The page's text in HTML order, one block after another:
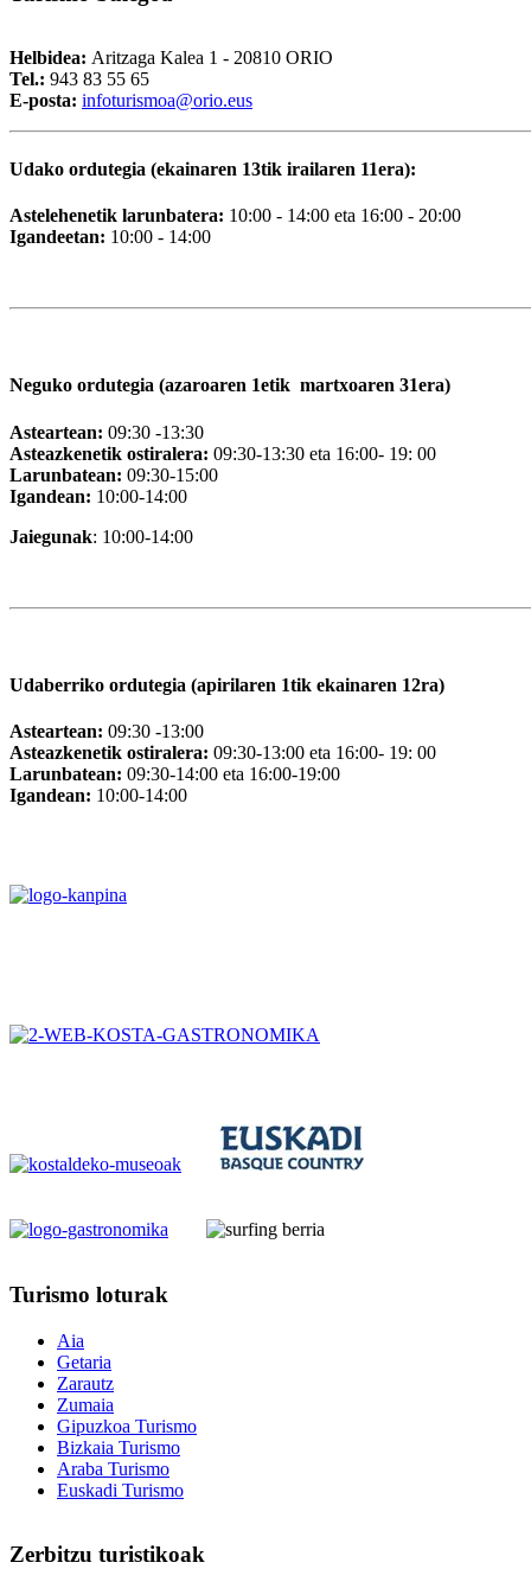
Helbidea: Aritzaga Kalea 1 - 20810 ORIO
Tel.: 943 83 55 65
E-posta: infoturismoa@orio.eus
Udako ordutegia (ekainaren 13tik irailaren 11era):
Astelehenetik larunbatera: 10:00 - 14:00 eta 16:00 - 20:00
Igandeetan: 10:00 - 14:00
Neguko ordutegia (azaroaren 1etik martxoaren 31era)
Asteartean: 09:30 -13:30
Asteazkenetik ostiralera: 09:30-13:30 eta 16:00- 19: 00
Larunbatean: 09:30-15:00
Igandean: 10:00-14:00
Jaiegunak: 10:00-14:00
Udaberriko ordutegia (apirilaren 1tik ekainaren 12ra)
Asteartean: 09:30 -13:00
Asteazkenetik ostiralera: 09:30-13:00 eta 16:00- 19: 00
Larunbatean: 09:30-14:00 eta 16:00-19:00
Igandean: 10:00-14:00
Turismo loturak
Aia
Getaria
Zarautz
Zumaia
Gipuzkoa Turismo
Bizkaia Turismo
Araba Turismo
Euskadi Turismo
Zerbitzu turistikoak